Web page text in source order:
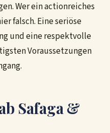
Wer ein actionreiches
falsch. Eine seriöse
und eine respektvolle
Voraussetzungen
Safaga &